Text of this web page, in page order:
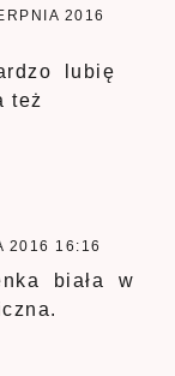
2016
lubię
też
2016 16:16
biała w